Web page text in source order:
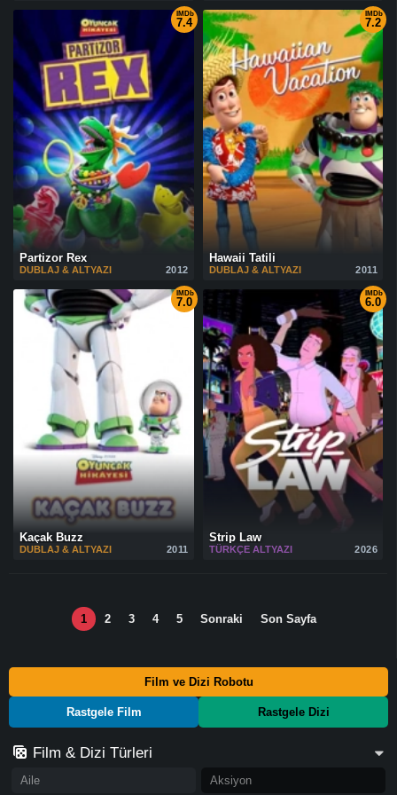
IMDb
7.4
Partizor Rex
2012
DUBLAJ & ALTYAZI
IMDb
7.2
Hawaii Tatili
2011
DUBLAJ & ALTYAZI
IMDb
7.0
Kaçak Buzz
2011
DUBLAJ & ALTYAZI
IMDb
6.0
Strip Law
2026
TÜRKÇE ALTYAZI
1 2 3 4 5 Sonraki Son Sayfa
Film ve Dizi Robotu
Rastgele Film Rastgele Dizi
Film & Dizi Türleri
Aile Aksiyon